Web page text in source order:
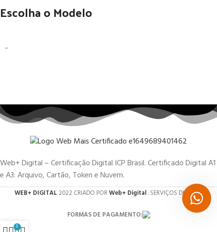
Escolha o Modelo
Web+ Digital – Certificação Digital ICP Brasil. Certificado Digital A1
e A3: Arquivo, Cartão, Token e Nuvem.
WEB+ DIGITAL 2022 CRIADO PORWeb+ Digital. SERVIÇOS DIGITAIS.
FORMAS DE PAGAMENTO:
0